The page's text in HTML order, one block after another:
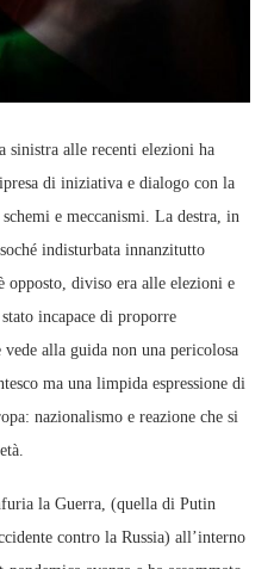
sinistra alle recenti elezioni ha
di iniziativa e dialogo con la
e meccanismi. La destra, in
indisturbata innanzitutto
diviso era alle elezioni e
incapace di proporre
alla guida non una pericolosa
ma una limpida espressione di
nazionalismo e reazione che si
la Guerra, (quella di Putin
contro la Russia) all’interno